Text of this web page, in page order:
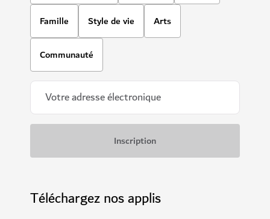
Famille Style de vie Arts
Communauté
Téléchargez nos applis